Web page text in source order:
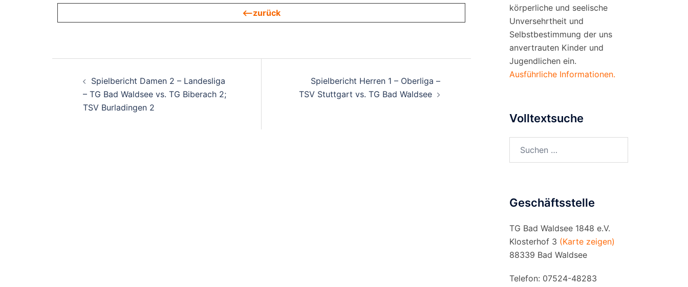
<—zurück
Spielbericht Damen 2 – Landesliga
– TG Bad Waldsee vs. TG Biberach 2;
TSV Burladingen 2
Spielbericht Herren 1 – Oberliga –
TSV Stuttgart vs. TG Bad Waldsee
körperliche und seelische
Unversehrtheit und
Selbstbestimmung der uns
anvertrauten Kinder und
Jugendlichen ein.
Ausführliche Informationen.
Volltextsuche
nach:
Geschäftsstelle
TG Bad Waldsee 1848 e.V.
Klosterhof 3 (Karte zeigen)
88339 Bad Waldsee
Telefon: 07524-48283